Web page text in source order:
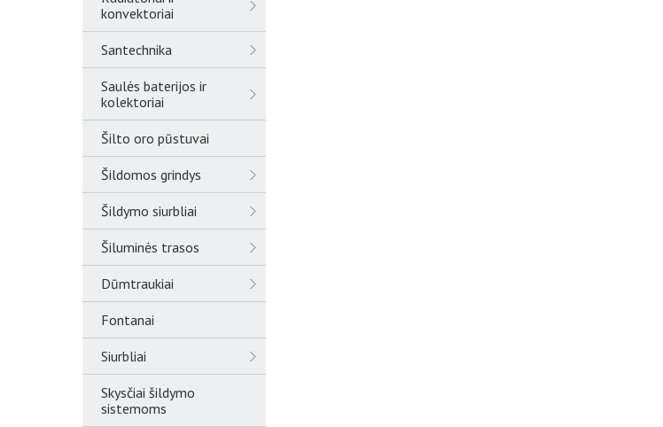
konvektoriai
Santechnika
Saulės baterijos ir
kolektoriai
Šilto oro pūstuvai
Šildomos grindys
Šildymo siurbliai
Šiluminės trasos
Dūmtraukiai
Fontanai
Siurbliai
Skysčiai šildymo
sistemoms